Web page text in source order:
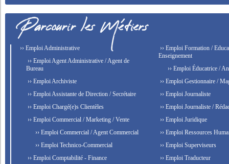
›› Emploi Administrative
›› Emploi Agent Administrative / Agent de
Bureau
›› Emploi Archiviste
›› Emploi Assistante de Direction / Secrétaire
›› Emploi Chargé(e)s Clientèles
›› Emploi Commercial / Marketing / Vente
›› Emploi Commercial / Agent Commercial
›› Emploi Technico-Commercial
›› Emploi Comptabilité - Finance
›› Emploi Formation /
Enseignement
›› Emploi Éducatrice /
›› Emploi Gestionnaire /
›› Emploi Journaliste
›› Emploi Journaliste /
›› Emploi Juridique
›› Emploi Ressources
›› Emploi Superviseurs
›› Emploi Traducteur